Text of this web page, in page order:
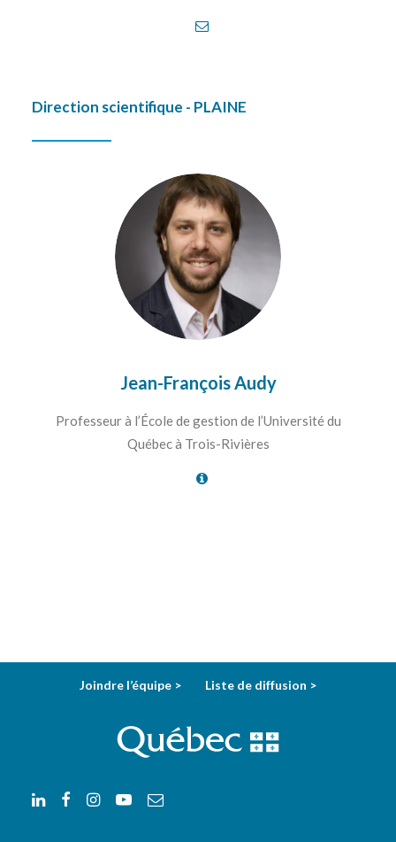
Direction scientifique - PLAINE
Jean-François Audy
Professeur à l’École de gestion de l’Université du
Québec à Trois-Rivières
Joindre l’équipe > Liste de diffusion >